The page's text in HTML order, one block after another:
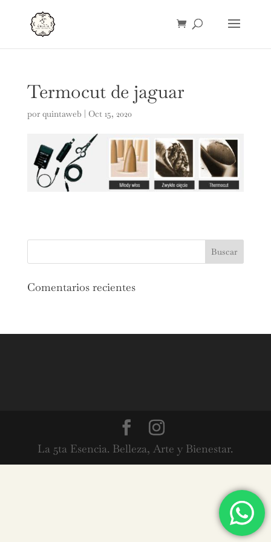
Termocut de jaguar
por quintaweb | Oct 15, 2020
Comentarios recientes
La 5ta Esencia. Belleza, Arte y Bienestar.